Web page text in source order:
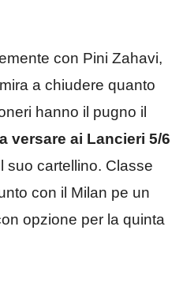
con Pini Zahavi,
a chiudere quanto
hanno il pugno il
a versare ai Lancieri 5/6
suo cartellino. Classe
con il Milan pe un
opzione per la quinta